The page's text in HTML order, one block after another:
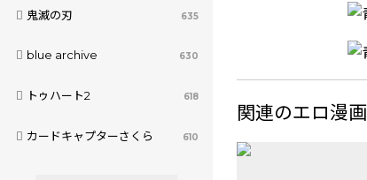
鬼滅の刃 635
blue archive 630
トゥハート2 618
カードキャプターさくら 610
関連のエロ漫画